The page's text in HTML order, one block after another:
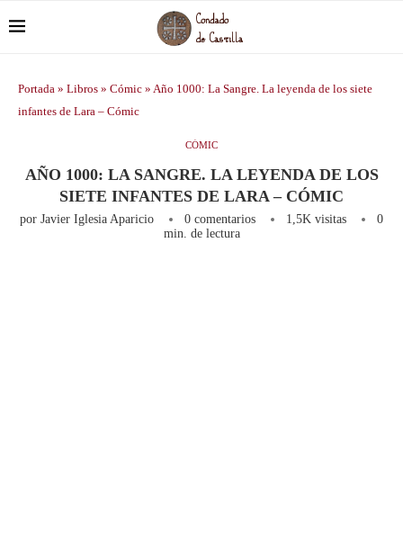
Portada » Libros » Cómic » Año 1000: La Sangre. La leyenda de los siete
infantes de Lara – Cómic
CÓMIC
AÑO 1000: LA SANGRE. LA LEYENDA DE LOS
SIETE INFANTES DE LARA – CÓMIC
por Javier Iglesia Aparicio 0 comentarios 1,5K visitas
0
min. de lectura